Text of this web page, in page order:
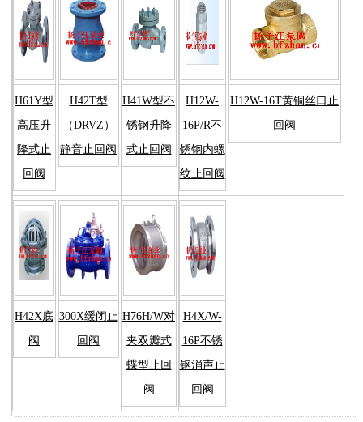
H61Y型
高压升
降式止
回阀
H42T型
（DRVZ）
静音止回阀
H41W型不
锈钢升降
式止回阀
H12W-
16P/R不
锈钢内螺
纹止回阀
H12W-16T黄铜丝口止
回阀
H42X底
阀
300X缓闭止
回阀
H76H/W对
夹双瓣式
蝶型止回
阀
H4X/W-
16P不锈
钢消声止
回阀